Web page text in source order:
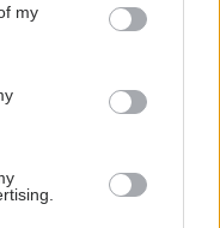
You may click to
third-party tags to
in below Google
my